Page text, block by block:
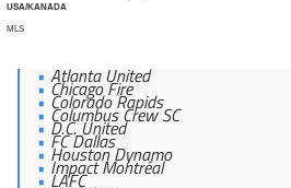
USA/KANADA
MLS
Atlanta United
Chicago Fire
Colorado Rapids
Columbus Crew SC
D.C. United
FC Dallas
Houston Dynamo
Impact Montréal
LAFC